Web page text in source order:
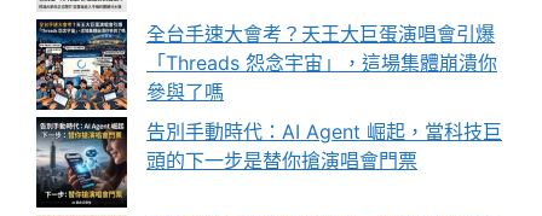
全台手速大會考？天王大巨蛋演唱會引爆
「Threads 怨念宇宙」，這場集體崩潰你
參與了嗎
告別手動時代：AI Agent 崛起，當科技巨
頭的下一步是替你搶演唱會門票